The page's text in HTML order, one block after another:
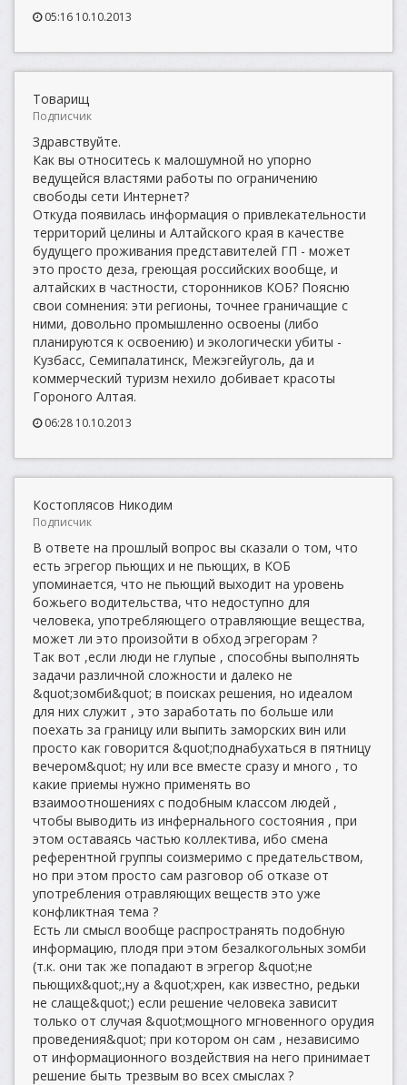
05:16 10.10.2013
Товарищ
Подписчик
Здравствуйте.
Как вы относитесь к малошумной но упорно
ведущейся властями работы по ограничению
свободы сети Интернет?
Откуда появилась информация о привлекательности
территорий целины и Алтайского края в качестве
будущего проживания представителей ГП - может
это просто деза, греющая российских вообще, и
алтайских в частности, сторонников КОБ? Поясню
свои сомнения: эти регионы, точнее граничащие с
ними, довольно промышленно освоены (либо
планируются к освоению) и экологически убиты -
Кузбасс, Семипалатинск, Межэгейуголь, да и
коммерческий туризм нехило добивает красоты
Гороного Алтая.
06:28 10.10.2013
Костоплясов Никодим
Подписчик
В ответе на прошлый вопрос вы сказали о том, что
есть эгрегор пьющих и не пьющих, в КОБ
упоминается, что не пьющий выходит на уровень
божьего водительства, что недоступно для
человека, употребляющего отравляющие вещества,
может ли это произойти в обход эгрегорам ?
Так вот ,если люди не глупые , способны выполнять
задачи различной сложности и далеко не
&quot;зомби&quot; в поисках решения, но идеалом
для них служит , это заработать по больше или
поехать за границу или выпить заморских вин или
просто как говорится &quot;поднабухаться в пятницу
вечером&quot; ну или все вместе сразу и много , то
какие приемы нужно применять во
взаимоотношениях с подобным классом людей ,
чтобы выводить из инфернального состояния , при
этом оставаясь частью коллектива, ибо смена
референтной группы соизмеримо с предательством,
но при этом просто сам разговор об отказе от
употребления отравляющих веществ это уже
конфликтная тема ?
Есть ли смысл вообще распространять подобную
информацию, плодя при этом безалкогольных зомби
(т.к. они так же попадают в эгрегор &quot;не
пьющих&quot;,ну а &quot;хрен, как известно, редьки
не слаще&quot;) если решение человека зависит
только от случая &quot;мощного мгновенного орудия
проведения&quot; при котором он сам , независимо
от информационного воздействия на него принимает
решение быть трезвым во всех смыслах ?